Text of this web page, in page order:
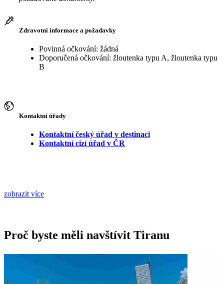
Zdravotní informace a požadavky
Povinná očkování: žádná
Doporučená očkování: žloutenka typu A, žloutenka typu
B
Kontaktní úřady
Kontaktní český úřad v destinaci
Kontaktní cizí úřad v ČR
zobrazit více
Proč byste měli navštívit Tiranu